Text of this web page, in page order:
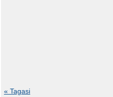
« Tagasi